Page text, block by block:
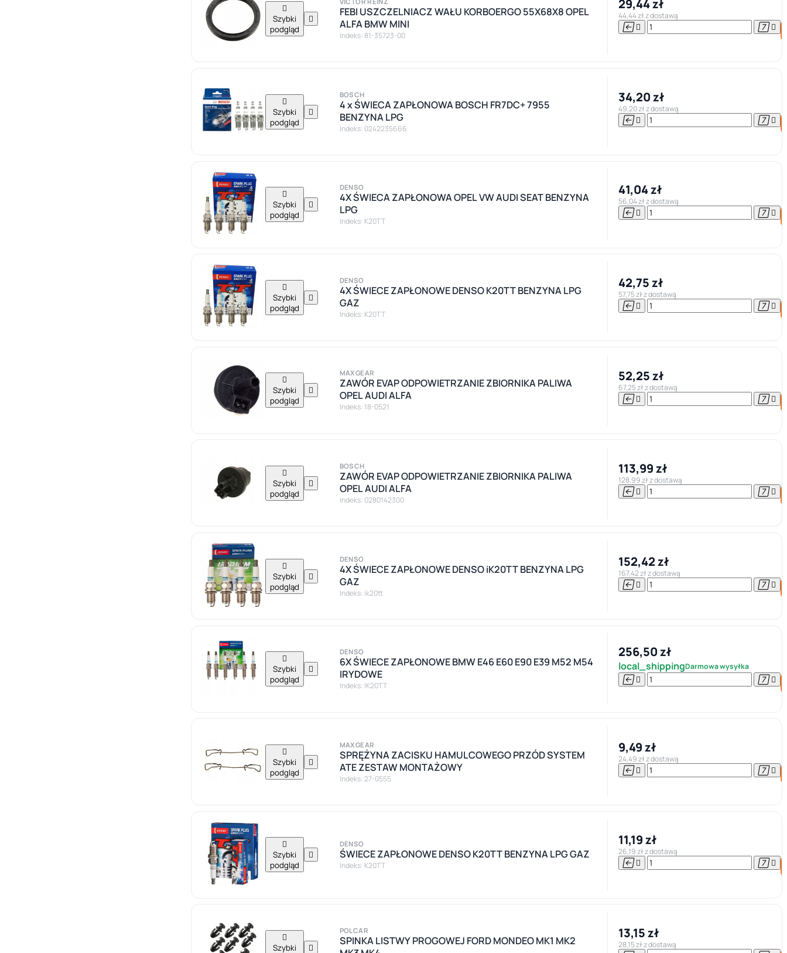

Szybki
podgląd

FEBI USZCZELNIACZ WAŁU KORBOERGO 55X68X8 OPEL
ALFA BMW MINI
Indeks: 81-35723-00
29,44 zł
44,44 zł z dostawą
   

Szybki
podgląd

BOSCH
4 x ŚWIECA ZAPŁONOWA BOSCH FR7DC+ 7955
BENZYNA LPG
Indeks: 0242235666
34,20 zł
49,20 zł z dostawą
   

Szybki
podgląd

DENSO
4X ŚWIECA ZAPŁONOWA OPEL VW AUDI SEAT BENZYNA
LPG
Indeks: K20TT
41,04 zł
56,04 zł z dostawą
   

Szybki
podgląd

DENSO
4X ŚWIECE ZAPŁONOWE DENSO K20TT BENZYNA LPG
GAZ
Indeks: K20TT
42,75 zł
57,75 zł z dostawą
   

Szybki
podgląd

MAXGEAR
ZAWÓR EVAP ODPOWIETRZANIE ZBIORNIKA PALIWA
OPEL AUDI ALFA
Indeks: 18-0521
52,25 zł
67,25 zł z dostawą
   

Szybki
podgląd

BOSCH
ZAWÓR EVAP ODPOWIETRZANIE ZBIORNIKA PALIWA
OPEL AUDI ALFA
Indeks: 0280142300
113,99 zł
128,99 zł z dostawą
   

Szybki
podgląd

DENSO
4X ŚWIECE ZAPŁONOWE DENSO iK20TT BENZYNA LPG
GAZ
Indeks: ik20tt
152,42 zł
167,42 zł z dostawą
   

Szybki
podgląd

DENSO
6X ŚWIECE ZAPŁONOWE BMW E46 E60 E90 E39 M52 M54
IRYDOWE
Indeks: IK20TT
256,50 zł
local_shippingDarmowa wysyłka
   

Szybki
podgląd

MAXGEAR
SPRĘŻYNA ZACISKU HAMULCOWEGO PRZÓD SYSTEM
ATE ZESTAW MONTAŻOWY
Indeks: 27-0555
9,49 zł
24,49 zł z dostawą
   

Szybki
podgląd

DENSO
ŚWIECE ZAPŁONOWE DENSO K20TT BENZYNA LPG GAZ
Indeks: K20TT
11,19 zł
26,19 zł z dostawą
   

Szybki

POLCAR
SPINKA LISTWY PROGOWEJ FORD MONDEO MK1 MK2
13,15 zł
28,15 zł z dostawą